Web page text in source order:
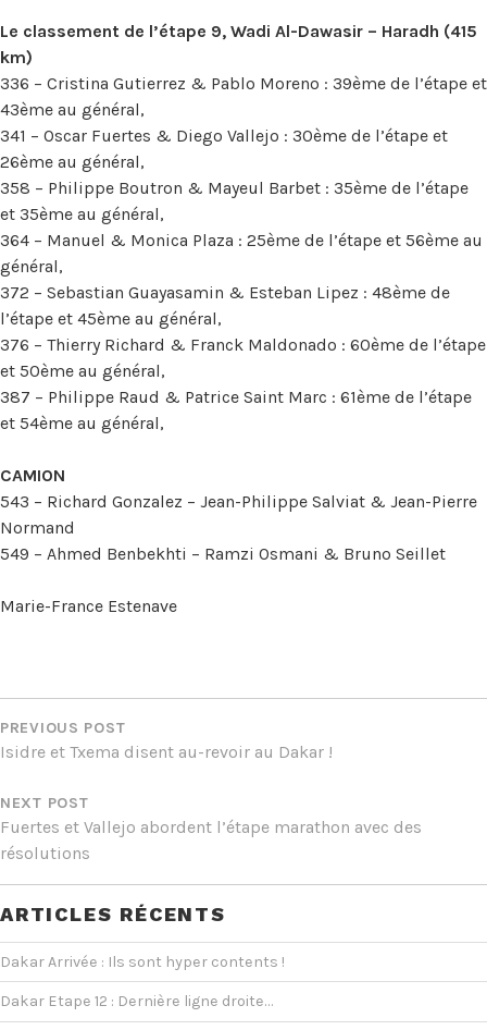
Le classement de l’étape 9, Wadi Al-Dawasir – Haradh (415
km)
336 – Cristina Gutierrez & Pablo Moreno : 39ème de l’étape et
43ème au général,
341 – Oscar Fuertes & Diego Vallejo : 30ème de l’étape et
26ème au général,
358 – Philippe Boutron & Mayeul Barbet : 35ème de l’étape
et 35ème au général,
364 – Manuel & Monica Plaza : 25ème de l’étape et 56ème au
général,
372 – Sebastian Guayasamin & Esteban Lipez : 48ème de
l’étape et 45ème au général,
376 – Thierry Richard & Franck Maldonado : 60ème de l’étape
et 50ème au général,
387 – Philippe Raud & Patrice Saint Marc : 61ème de l’étape
et 54ème au général,
CAMION
543 – Richard Gonzalez – Jean-Philippe Salviat & Jean-Pierre
Normand
549 – Ahmed Benbekhti – Ramzi Osmani & Bruno Seillet
Marie-France Estenave
NAVIGATION
DE
L’ARTICLE
PREVIOUS POST
Isidre et Txema disent au-revoir au Dakar !
NEXT POST
Fuertes et Vallejo abordent l’étape marathon avec des
résolutions
ARTICLES RÉCENTS
Dakar Arrivée : Ils sont hyper contents !
Dakar Etape 12 : Dernière ligne droite…